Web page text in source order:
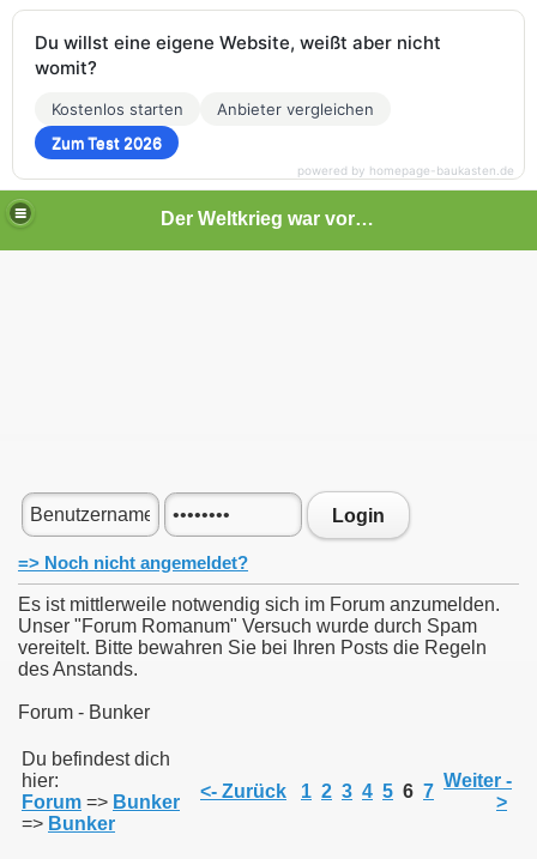
Der Weltkrieg war vor deiner Tür
Login
=> Noch nicht angemeldet?
Es ist mittlerweile notwendig sich im Forum anzumelden.
Unser "Forum Romanum" Versuch wurde durch Spam
vereitelt. Bitte bewahren Sie bei Ihren Posts die Regeln
des Anstands.
Forum - Bunker
Du befindest dich
hier:
Forum => Bunker
=> Bunker
<- Zurück 1 2 3 4 5 6 7
Weiter -
>
Du willst eine eigene Website, weißt aber nicht
womit?
Kostenlos starten
Anbieter vergleichen
Zum Test 2026
powered by homepage-baukasten.de